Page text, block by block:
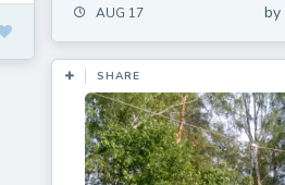
AUG 17 by
SHARE